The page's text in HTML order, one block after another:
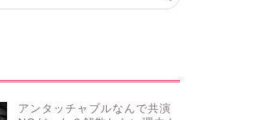
アンタッチャブルなんで共演